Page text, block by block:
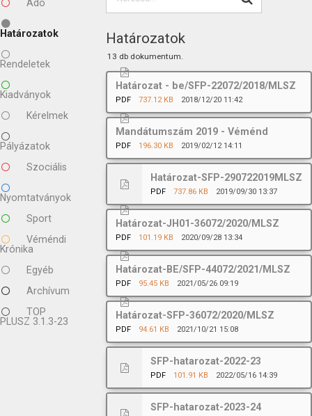
Adó
Határozatok
Rendeletek
Kiadványok
Kérelmek
Pályázatok
Szociális
Nyomtatványok
Sport
Véméndi
Krónika
Egyéb
Archívum
TOP
PLUSZ 3.1.3-23
Határozatok
13 db dokumentum.
Határozat - be/SFP-22072/2018/MLSZ
PDF 737.12 KB 2018/12/20 11:42
Mandátumszám 2019 - Véménd
PDF 196.30 KB 2019/02/12 14:11
Határozat-SFP-290722019MLSZ
PDF 737.86 KB 2019/09/30 13:37
Határozat-JH01-36072/2020/MLSZ
PDF 101.19 KB 2020/09/28 13:34
Határozat-BE/SFP-44072/2021/MLSZ
PDF 95.45 KB 2021/05/26 09:19
Határozat-SFP-36072/2020/MLSZ
PDF 94.61 KB 2021/10/21 15:08
SFP-hatarozat-2022-23
PDF 101.91 KB 2022/05/16 14:39
SFP-hatarozat-2023-24